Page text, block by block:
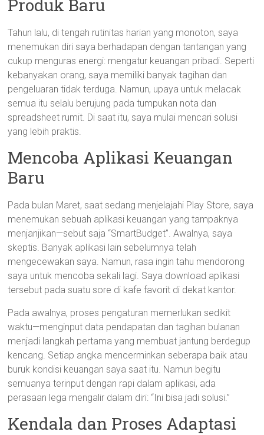
Produk Baru
Tahun lalu, di tengah rutinitas harian yang monoton, saya
menemukan diri saya berhadapan dengan tantangan yang
cukup menguras energi: mengatur keuangan pribadi. Seperti
kebanyakan orang, saya memiliki banyak tagihan dan
pengeluaran tidak terduga. Namun, upaya untuk melacak
semua itu selalu berujung pada tumpukan nota dan
spreadsheet rumit. Di saat itu, saya mulai mencari solusi
yang lebih praktis.
Mencoba Aplikasi Keuangan
Baru
Pada bulan Maret, saat sedang menjelajahi Play Store, saya
menemukan sebuah aplikasi keuangan yang tampaknya
menjanjikan—sebut saja “SmartBudget”. Awalnya, saya
skeptis. Banyak aplikasi lain sebelumnya telah
mengecewakan saya. Namun, rasa ingin tahu mendorong
saya untuk mencoba sekali lagi. Saya download aplikasi
tersebut pada suatu sore di kafe favorit di dekat kantor.
Pada awalnya, proses pengaturan memerlukan sedikit
waktu—menginput data pendapatan dan tagihan bulanan
menjadi langkah pertama yang membuat jantung berdegup
kencang. Setiap angka mencerminkan seberapa baik atau
buruk kondisi keuangan saya saat itu. Namun begitu
semuanya terinput dengan rapi dalam aplikasi, ada
perasaan lega mengalir dalam diri: “Ini bisa jadi solusi.”
Kendala dan Proses Adaptasi